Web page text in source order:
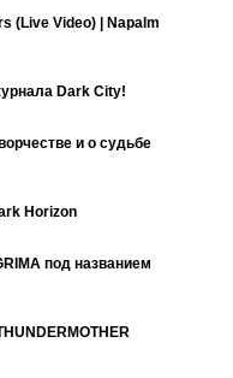
(Live Video) | Napalm
Dark City!
и о судьбе
Horizon
под названием